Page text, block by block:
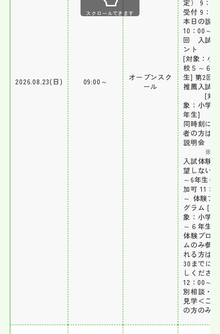
2026.08.23(日) 09:00～
オープンスク
ール
定） 9：
受付 9：
本日の説明
10：00～
回 入試
ン
[対象：小
校５～６年
生] 第2
推薦入試
[対
象：小学
年
同時刻に
者の方は
説明会
※推
入試体験
望しない
～6年生も
加可 11：
～ 体験プ
グラム [対
象：小学
～６年生]
体験プロ
ムのみ参
れる方は
30までに
しくださ
12：00～
別相談・
見学＜ご
の方のみ＞
スクロールできます